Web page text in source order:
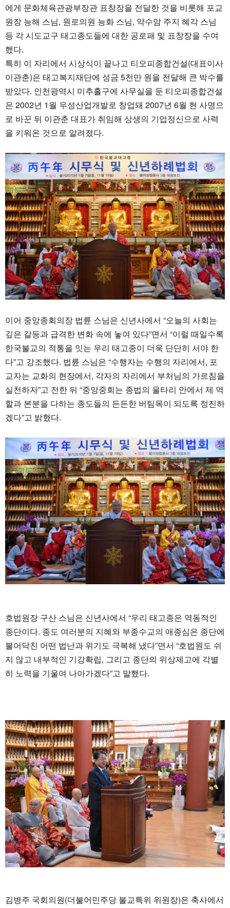
에게 문화체육관광부장관 표창장을 전달한 것을 비롯해 포교
원장 능해 스님, 원로의원 능화 스님, 약수암 주지 혜각 스님
등 각 시도교구 태고종도들에 대한 공로패 및 표창장을 수여
했다.
특히 이 자리에서 시상식이 끝나고 티오피종합건설(대표이사
이관춘)은 태고복지재단에 성금 5천만 원을 전달해 큰 박수를
받았다. 인천광역시 미추홀구에 사무실을 둔 티오피종합건설
은 2002년 1월 우성산업개발로 창업돼 2007년 6월 현 사명으
로 바꾼 뒤 이관춘 대표가 취임해 상생의 기업정신으로 사력
을 키워온 것으로 알려졌다.
이어 중앙종회의장 법륜 스님은 신년사에서 “오늘의 사회는
깊은 갈등과 급격한 변화 속에 놓여 있다”면서 “이럴 때일수록
한국불교의 적통을 잇는 우리 태고종이 더욱 단단히 서야 한
다”고 강조했다. 법륜 스님은 “수행자는 수행의 자리에서, 포
교자는 교화의 현장에서, 각자의 자리에서 부처님의 가르침을
실천하자”고 전한 뒤 “중앙중회는 종법의 울타리 안에서 제 역
할과 본분을 다하는 종도들의 든든한 버팀목이 되도록 정진하
겠다”고 밝혔다.
호법원장 구산 스님은 신년사에서 “우리 태고종은 역동적인
종단이다. 종도 여러분의 지혜와 부종수교의 애종심은 종단에
불어닥친 어떤 법난과 위기도 극복해 냈다”면서 “호법원도 쉬
지 않고 내부적인 기강확립, 그리고 종단의 위상제고에 각별
히 노력을 기울여 나아가겠다”고 말했다.
김병주 국회의원(더불어민주당 불교특위 위원장)은 축사에서